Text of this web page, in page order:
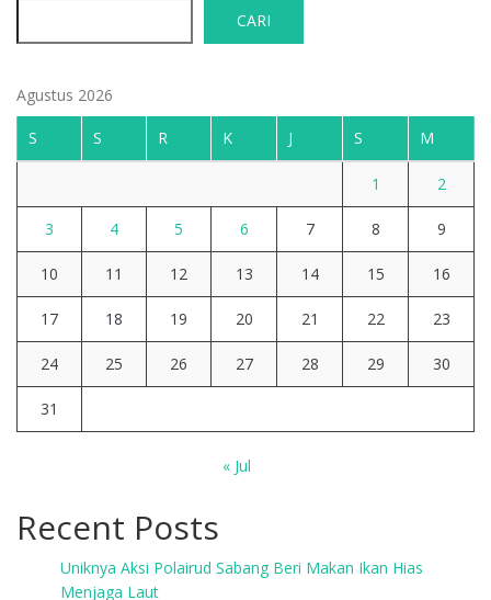
CARI
Agustus 2026
S S R K J S M
1 2
3 4 5 6 7 8 9
10 11 12 13 14 15 16
17 18 19 20 21 22 23
24 25 26 27 28 29 30
31
« Jul
Recent Posts
Uniknya Aksi Polairud Sabang Beri Makan Ikan Hias
Menjaga Laut